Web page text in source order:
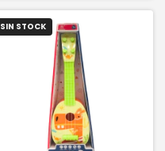
SIN STOCK